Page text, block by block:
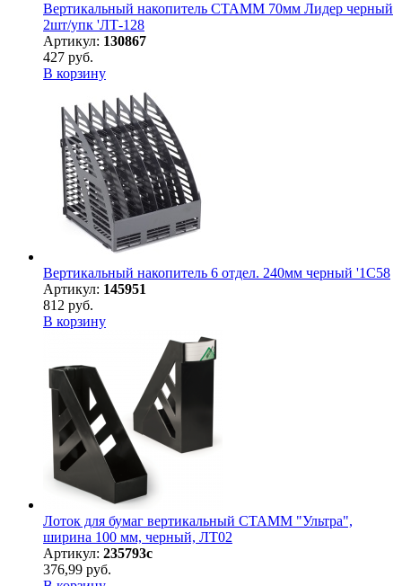
Вертикальный накопитель СТАММ 70мм Лидер черный
2шт/упк 'ЛТ-128
Артикул: 130867
427 руб.
В корзину
Вертикальный накопитель 6 отдел. 240мм черный '1C58
Артикул: 145951
812 руб.
В корзину
Лоток для бумаг вертикальный СТАММ "Ультра",
ширина 100 мм, черный, ЛТ02
Артикул: 235793с
376,99 руб.